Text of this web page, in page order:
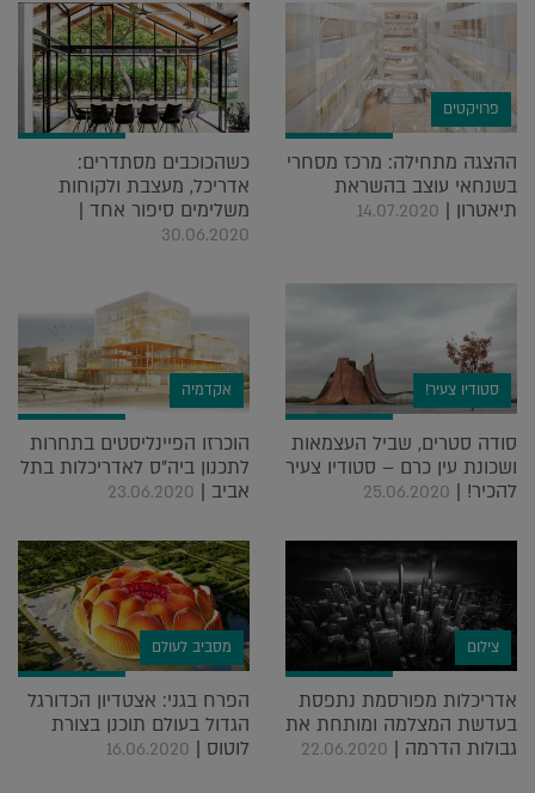
פרויקטים
ההצגה מתחילה: מרכז מסחרי
בשנחאי עוצב בהשראת
תיאטרון | 14.07.2020
כשהכוכבים מסתדרים:
אדריכל, מעצבת ולקוחות
משלימים סיפור אחד |
30.06.2020
סטודיו צעיר!
סודה סטרים, שביל העצמאות
ושכונת עין כרם – סטודיו צעיר
להכיר! | 25.06.2020
אקדמיה
הוכרזו הפיינליסטים בתחרות
לתכנון ביה"ס לאדריכלות בתל
אביב | 23.06.2020
צילום
אדריכלות מפורסמת נתפסת
בעדשת המצלמה ומותחת את
גבולות הדרמה | 22.06.2020
מסביב לעולם
הפרח בגני: אצטדיון הכדורגל
הגדול בעולם תוכנן בצורת
לוטוס | 16.06.2020